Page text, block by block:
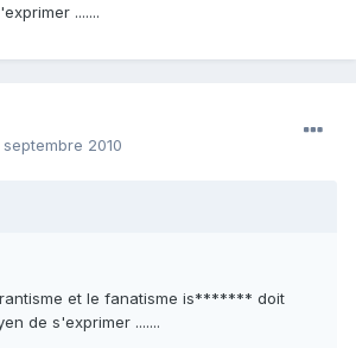
.......
2010
et le fanatisme is******* doit
de s'exprimer .......